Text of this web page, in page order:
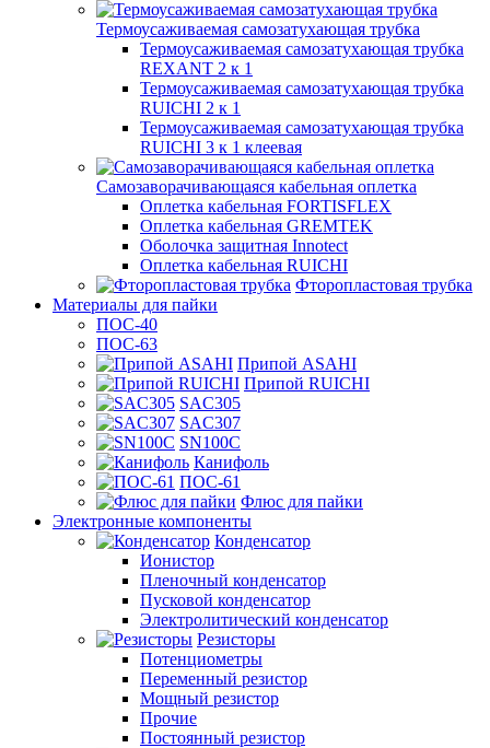
Термоусаживаемая самозатухающая трубка
Термоусаживаемая самозатухающая трубка
REXANT 2 к 1
Термоусаживаемая самозатухающая трубка
RUICHI 2 к 1
Термоусаживаемая самозатухающая трубка
RUICHI 3 к 1 клеевая
Самозаворачивающаяся кабельная оплетка
Оплетка кабельная FORTISFLEX
Оплетка кабельная GREMTEK
Оболочка защитная Innotect
Оплетка кабельная RUICHI
Фторопластовая трубка
Материалы для пайки
ПОС-40
ПОС-63
Припой ASAHI
Припой RUICHI
SAC305
SAC307
SN100C
Канифоль
ПОС-61
Флюс для пайки
Электронные компоненты
Конденсатор
Ионистор
Пленочный конденсатор
Пусковой конденсатор
Электролитический конденсатор
Резисторы
Потенциометры
Переменный резистор
Мощный резистор
Прочие
Постоянный резистор